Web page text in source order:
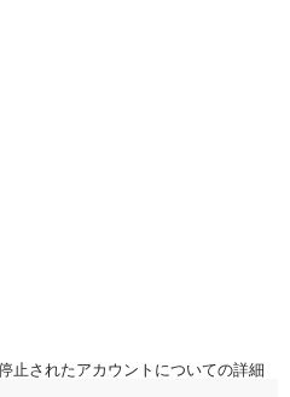
止されたアカウントについての詳細